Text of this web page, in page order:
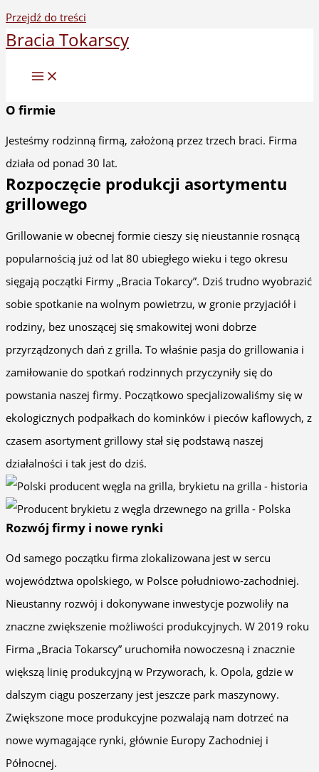
Przejdź do treści
Bracia Tokarscy
O firmie
Jesteśmy rodzinną firmą, założoną przez trzech braci. Firma
działa od ponad 30 lat.
Rozpoczęcie produkcji asortymentu
grillowego
Grillowanie w obecnej formie cieszy się nieustannie rosnącą
popularnością już od lat 80 ubiegłego wieku i tego okresu
sięgają początki Firmy „Bracia Tokarcy”. Dziś trudno wyobrazić
sobie spotkanie na wolnym powietrzu, w gronie przyjaciół i
rodziny, bez unoszącej się smakowitej woni dobrze
przyrządzonych dań z grilla. To właśnie pasja do grillowania i
zamiłowanie do spotkań rodzinnych przyczyniły się do
powstania naszej firmy. Początkowo specjalizowaliśmy się w
ekologicznych podpałkach do kominków i pieców kaflowych, z
czasem asortyment grillowy stał się podstawą naszej
działalności i tak jest do dziś.
Rozwój firmy i nowe rynki
Od samego początku firma zlokalizowana jest w sercu
województwa opolskiego, w Polsce południowo-zachodniej.
Nieustanny rozwój i dokonywane inwestycje pozwoliły na
znaczne zwiększenie możliwości produkcyjnych. W 2019 roku
Firma „Bracia Tokarscy” uruchomiła nowoczesną i znacznie
większą linię produkcyjną w Przyworach, k. Opola, gdzie w
dalszym ciągu poszerzany jest jeszcze park maszynowy.
Zwiększone moce produkcyjne pozwalają nam dotrzeć na
nowe wymagające rynki, głównie Europy Zachodniej i
Północnej.